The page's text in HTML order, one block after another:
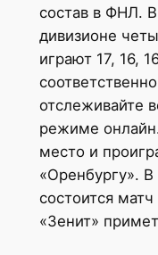
состав в ФНЛ.
дивизионе
играют 17, 16,
отслеживайте
режиме
место и
«Оренбургу».
состоится
«Зенит»